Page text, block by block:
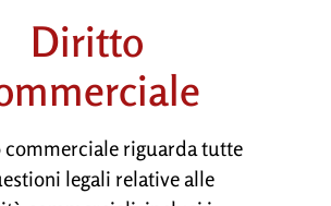
Diritto
riguarda tutte
legali relative alle